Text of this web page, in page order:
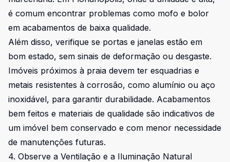
é comum encontrar problemas como mofo e bolor
em acabamentos de baixa qualidade.
Além disso, verifique se portas e janelas estão em
bom estado, sem sinais de deformação ou desgaste.
Imóveis próximos à praia devem ter esquadrias e
metais resistentes à corrosão, como alumínio ou aço
inoxidável, para garantir durabilidade. Acabamentos
bem feitos e materiais de qualidade são indicativos de
um imóvel bem conservado e com menor necessidade
de manutenções futuras.
4. Observe a Ventilação e a Iluminação Natural